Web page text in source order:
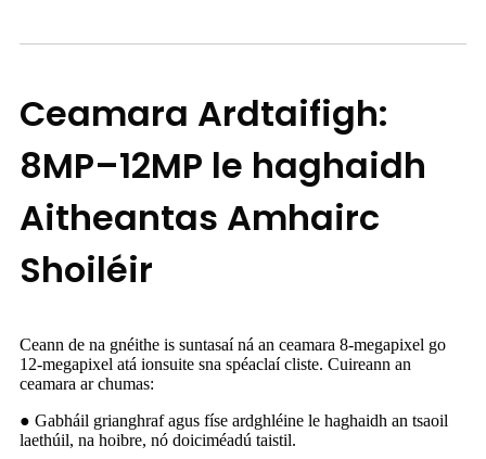
Ceamara Ardtaifigh:
8MP–12MP le haghaidh
Aitheantas Amhairc
Shoiléir
Ceann de na gnéithe is suntasaí ná an ceamara 8-megapixel go
12-megapixel atá ionsuite sna spéaclaí cliste. Cuireann an
ceamara ar chumas:
● Gabháil grianghraf agus físe ardghléine le haghaidh an tsaoil
laethúil, na hoibre, nó doiciméadú taistil.